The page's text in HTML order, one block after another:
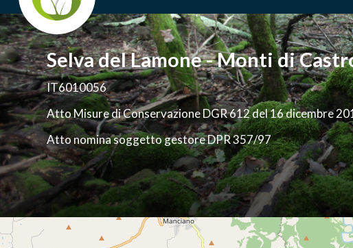
Selva del Lamone - Monti di
IT6010056
Atto Misure di Conservazione DGR 612 del 16 dicembre
Atto nomina soggetto gestore DPR 357/97